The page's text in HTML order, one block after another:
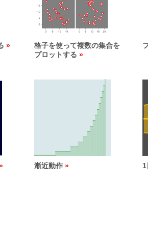
格子を使って複数の集合を
プロットする
漸近動作